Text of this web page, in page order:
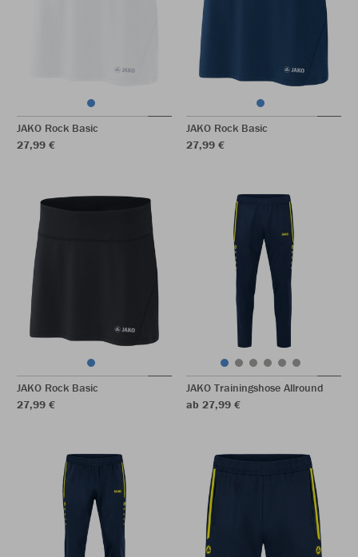
JAKO Rock Basic
27,99 €
JAKO Rock Basic
27,99 €
JAKO Rock Basic
27,99 €
JAKO Trainingshose Allround
ab 27,99 €